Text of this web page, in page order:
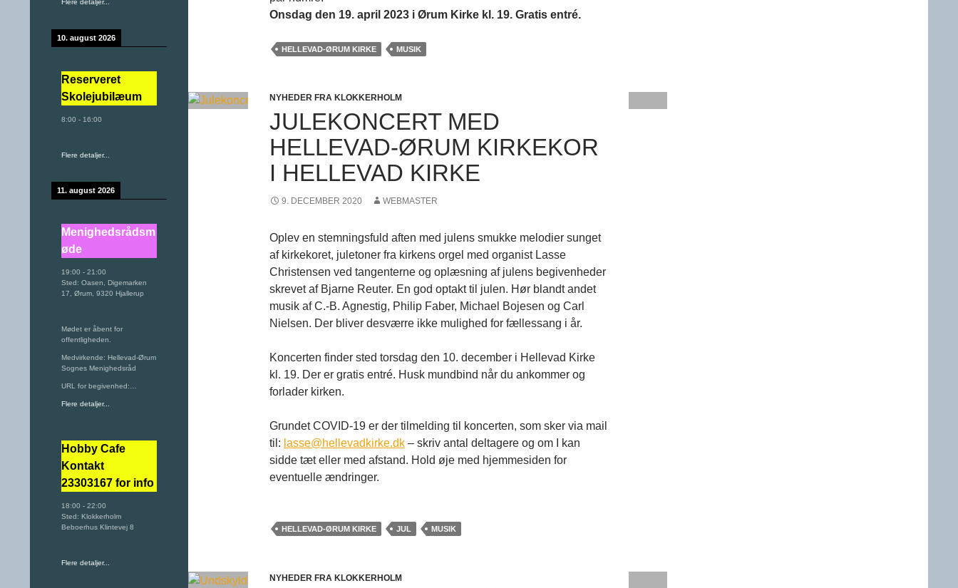
Onsdag den 19. april 2023 i Ørum Kirke kl. 19. Gratis entré.
HELLEVAD-ØRUM KIRKE MUSIK
NYHEDER FRA KLOKKERHOLM
JULEKONCERT MED
HELLEVAD-ØRUM KIRKEKOR
I HELLEVAD KIRKE
9. DECEMBER 2020 WEBMASTER
Oplev en stemningsfuld aften med julens smukke melodier sunget
af kirkekoret, juletoner fra kirkens orgel med organist Lasse
Christensen ved tangenterne og oplæsning af julens begivenheder
skrevet af Bjarne Reuter. En god optakt til julen. Hør blandt andet
musik af C.-B. Agnestig, Philip Faber, Michael Bojesen og Carl
Nielsen. Der bliver desværre ikke mulighed for fællessang i år.
Koncerten finder sted torsdag den 10. december i Hellevad Kirke
kl. 19. Der er gratis entré. Husk mundbind når du ankommer og
forlader kirken.
Grundet COVID-19 er der tilmelding til koncerten, som sker via mail
til: lasse@hellevadkirke.dk – skriv antal deltagere og om I kan
sidde tæt eller med afstand. Hold øje med hjemmesiden for
eventuelle ændringer.
HELLEVAD-ØRUM KIRKE JUL MUSIK
NYHEDER FRA KLOKKERHOLM
Flere detaljer...
10. august 2026
Reserveret
Skolejubilæum
8:00 - 16:00
Flere detaljer...
11. august 2026
Menighedsrådsm
øde
19:00 - 21:00
Sted: Oasen, Digemarken
17, Ørum, 9320 Hjallerup
Mødet er åbent for
offentligheden.
Medvirkende: Hellevad-Ørum
Sognes Menighedsråd
URL for begivenhed:…
Flere detaljer...
Hobby Cafe
Kontakt
23303167 for info
18:00 - 22:00
Sted: Klokkerholm
Beboerhus Klintevej 8
Flere detaljer...